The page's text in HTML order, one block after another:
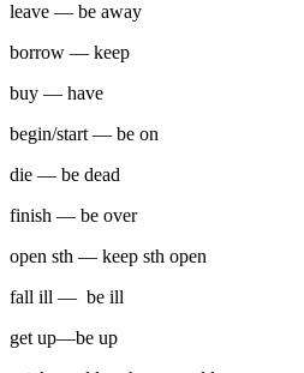
leave — be away
borrow — keep
buy — have
begin/start — be on
die — be dead
finish — be over
open sth — keep sth open
fall ill — be ill
get up—be up